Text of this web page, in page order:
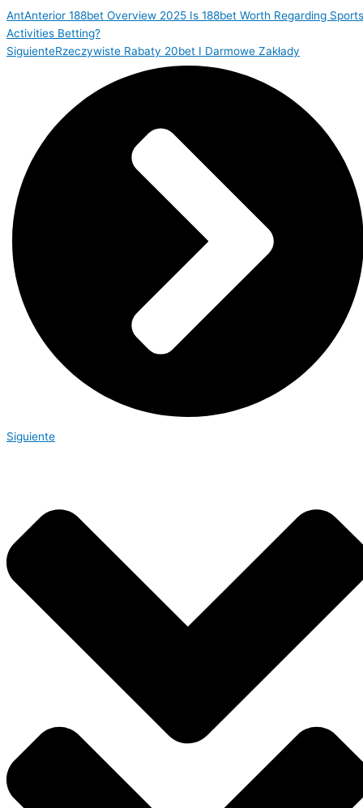
AntAnterior 188bet Overview 2025 Is 188bet Worth Regarding Sports
Activities Betting?
SiguienteRzeczywiste Rabaty 20bet I Darmowe Zakłady
Siguiente